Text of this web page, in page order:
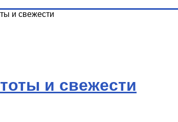
и свежести
и свежести